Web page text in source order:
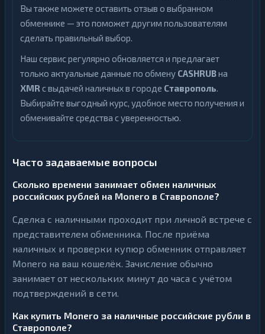
Вы также можете оставить отзыв о выбранном
обменнике — это поможет другим пользователям
сделать правильный выбор.
Наш сервис регулярно обновляется и предлагает
только актуальные данные по обмену CASHRUBна
XMR с выдачей наличных в городе Ставрополь.
Выбирайте выгодный курс, удобное место получения и
обменивайте средства с уверенностью.
Часто задаваемые вопросы
Сколько времени занимает обмен наличных
российских рублей на Monero в Ставрополе?
Сделка с наличными проходит при личной встрече с
представителем обменника. После приёма
наличных и проверки купюр обменник отправляет
Monero на ваш кошелёк. Зачисление обычно
занимает от нескольких минут до часа с учётом
подтверждений в сети.
Как купить Monero за наличные российские рубли в
Ставрополе?